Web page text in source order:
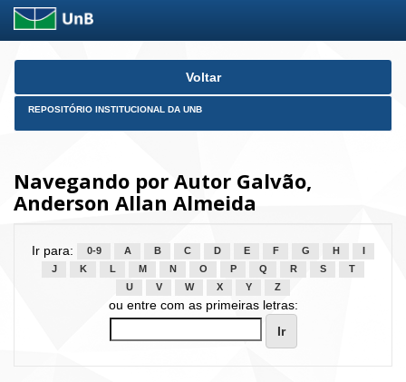
Skip
Voltar
REPOSITÓRIO INSTITUCIONAL DA UNB
Navegando por Autor Galvão,
Anderson Allan Almeida
Ir para: 0-9 A B C D E F G H
J
K L M N O P Q R S
T
U
V W X Y Z
ou entre com as primeiras letras: